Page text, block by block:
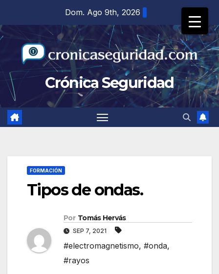
contenido
Dom. Ago 9th, 2026
Crónica Seguridad
FORMACIÓN
Tipos de ondas.
Por Tomás Hervás
SEP 7, 2021
#electromagnetismo, #onda,
#rayos